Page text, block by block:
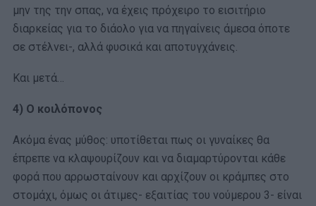
μην της την σπας, να έχεις πρόχειρο το εισιτήριο
διαρκείας για το διάολο για να πηγαίνεις άμεσα όποτε
σε στέλνει-, αλλά φυσικά και αποτυγχάνεις.
Και μετά…
4) Ο κοιλόπονος
Ακόμα ένας μύθος: υποτίθεται πως οι γυναίκες θα
έπρεπε να κλαψουρίζουν και να διαμαρτύρονται κάθε
φορά που αρρωσταίνουν και αρχίζουν οι κράμπες στο
στομάχι, όμως οι άτιμες- εξαιτίας του νούμερου 3- είναι